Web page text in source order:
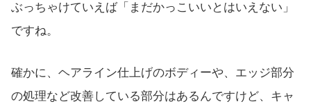
ぶっちゃけていえば「まだかっこいいとはいえない」
ですね。
確かに、ヘアライン仕上げのボディーや、エッジ部分
の処理など改善している部分はあるんですけど、キャ